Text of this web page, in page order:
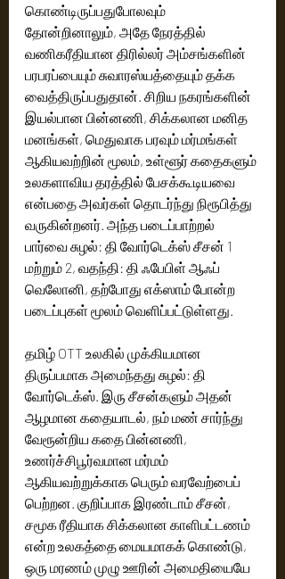
கொண்டிருப்பதுபோலவும்
தோன்றினாலும், அதே நேரத்தில்
வணிகரீதியான திரில்லர் அம்சங்களின்
பரபரப்பையும் சுவாரஸ்யத்தையும் தக்க
வைத்திருப்பதுதான். சிறிய நகரங்களின்
இயல்பான பின்னணி, சிக்கலான மனித
மனங்கள், மெதுவாக பரவும் மர்மங்கள்
ஆகியவற்றின் மூலம், உள்ளூர் கதைகளும்
உலகளாவிய தரத்தில் பேசக்கூடியவை
என்பதை அவர்கள் தொடர்ந்து நிரூபித்து
வருகின்றனர். அந்த படைப்பாற்றல்
பார்வை சுழல்: தி வோர்டெக்ஸ் சீசன் 1
மற்றும் 2, வதந்தி: தி ஃபேபிள் ஆஃப்
வெலோனி, தற்போது எக்ஸாம் போன்ற
படைப்புகள் மூலம் வெளிப்பட்டுள்ளது.
தமிழ் OTT உலகில் முக்கியமான
திருப்பமாக அமைந்தது சுழல்: தி
வோர்டெக்ஸ். இரு சீசன்களும் அதன்
ஆழமான கதையாடல், நம் மண் சார்ந்து
வேரூன்றிய கதை பின்னணி,
உணர்ச்சிபூர்வமான மர்மம்
ஆகியவற்றுக்காக பெரும் வரவேற்பைப்
பெற்றன. குறிப்பாக இரண்டாம் சீசன்,
சமூக ரீதியாக சிக்கலான காளிபட்டணம்
என்ற உலகத்தை மையமாகக் கொண்டு,
ஒரு மரணம் முழு ஊரின் அமைதியையே